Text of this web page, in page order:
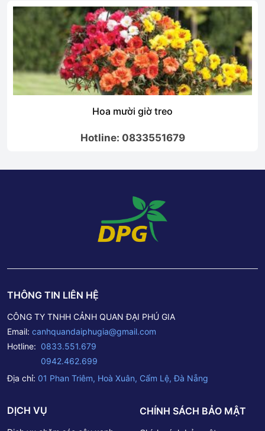
Hoa mười giờ treo
Hotline: 0833551679
THÔNG TIN LIÊN HỆ
CÔNG TY TNHH CẢNH QUAN ĐẠI PHÚ GIA
Email: canhquandaiphugia@gmail.com
Hotline: 0833.551.679
0942.462.699
Địa chỉ: 01 Phan Triêm, Hoà Xuân, Cẩm Lệ, Đà Nẵng
DỊCH VỤ CHÍNH SÁCH BẢO MẬT